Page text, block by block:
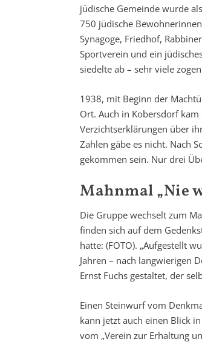
jüdische Gemeinde wurde
750 jüdische
Synagoge, Friedhof,
Sportverein und ein
siedelte ab – sehr viele
1938, mit Beginn der
Ort. Auch in Kobersdorf kam
Verzichtserklärungen über
Zahlen gäbe es nicht. Nach
gekommen sein. Nur drei
Mahnmal „Nie
Die Gruppe wechselt zum
finden sich auf dem
hatte: (FOTO). „Aufgestellt
Jahren – nach langwierigen
Ernst Fuchs gestaltet, der
Einen Steinwurf vom
kann jetzt auch einen Blick
vom „Verein zur Erhaltung